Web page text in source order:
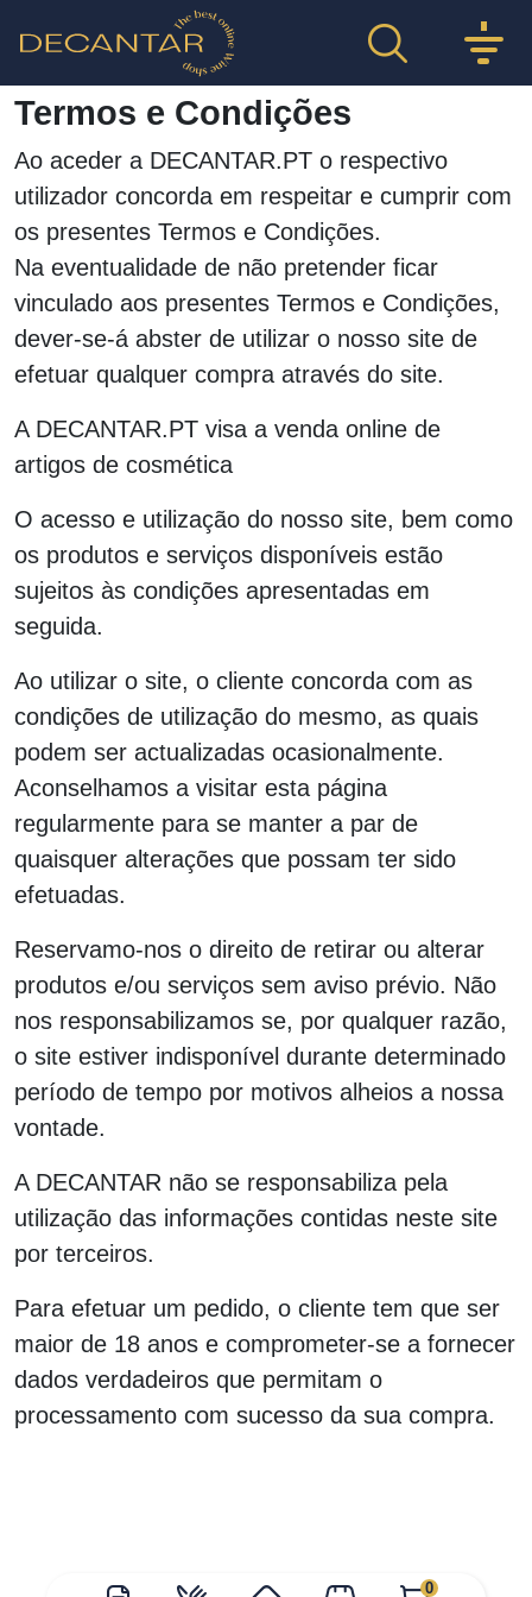
0
Termos e Condições
Ao aceder a DECANTAR.PT o respectivo
utilizador concorda em respeitar e cumprir com
os presentes Termos e Condições.
Na eventualidade de não pretender ficar
vinculado aos presentes Termos e Condições,
dever-se-á abster de utilizar o nosso site de
efetuar qualquer compra através do site.
A DECANTAR.PT visa a venda online de
artigos de cosmética
O acesso e utilização do nosso site, bem como
os produtos e serviços disponíveis estão
sujeitos às condições apresentadas em
seguida.
Ao utilizar o site, o cliente concorda com as
condições de utilização do mesmo, as quais
podem ser actualizadas ocasionalmente.
Aconselhamos a visitar esta página
regularmente para se manter a par de
quaisquer alterações que possam ter sido
efetuadas.
Reservamo-nos o direito de retirar ou alterar
produtos e/ou serviços sem aviso prévio. Não
nos responsabilizamos se, por qualquer razão,
o site estiver indisponível durante determinado
período de tempo por motivos alheios a nossa
vontade.
A DECANTAR não se responsabiliza pela
utilização das informações contidas neste site
por terceiros.
Para efetuar um pedido, o cliente tem que ser
maior de 18 anos e comprometer-se a fornecer
dados verdadeiros que permitam o
processamento com sucesso da sua compra.